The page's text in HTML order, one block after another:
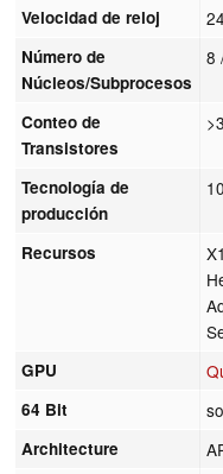
Velocidad de reloj
Número de
Núcleos/Subprocesos
8
Conteo de
Transistores
Tecnología de
producción
Recursos
GPU
64 Bit
Architecture